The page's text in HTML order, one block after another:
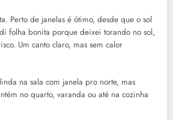
Perto de janelas é ótimo, desde que o sol
folha bonita porque deixei torando no sol,
Um canto claro, mas sem calor
na sala com janela pro norte, mas
no quarto, varanda ou até na cozinha